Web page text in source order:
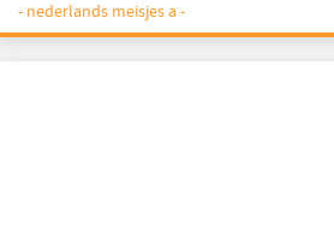
- nederlands meisjes a -